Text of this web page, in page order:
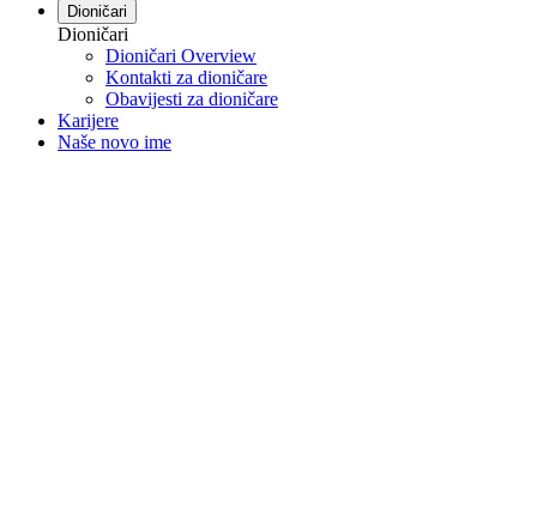
Dioničari
Dioničari
Dioničari Overview
Kontakti za dioničare
Obavijesti za dioničare
Karijere
Naše novo ime